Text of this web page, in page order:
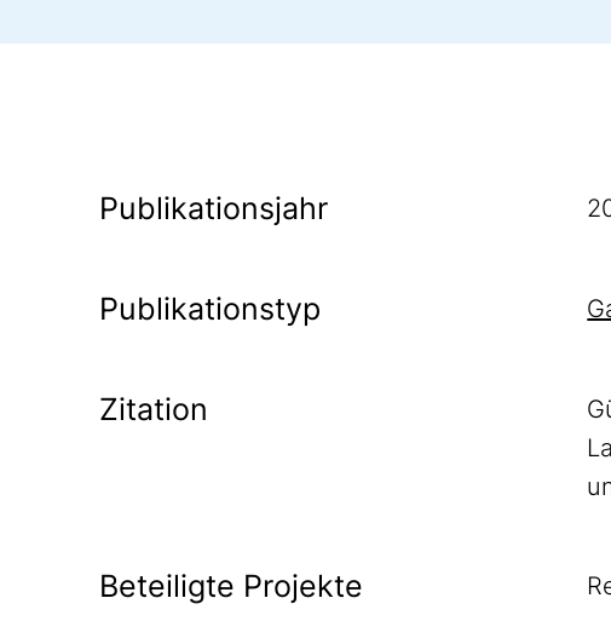
Publikationsjahr
Publikationstyp
Zitation
Beteiligte Projekte